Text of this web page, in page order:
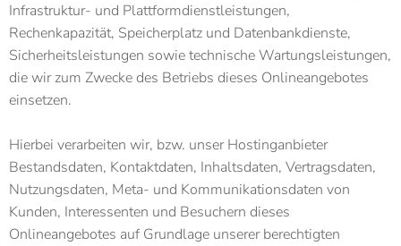
Infrastruktur- und Plattformdienstleistungen,
Rechenkapazität, Speicherplatz und Datenbankdienste,
Sicherheitsleistungen sowie technische Wartungsleistungen,
die wir zum Zwecke des Betriebs dieses Onlineangebotes
einsetzen.
Hierbei verarbeiten wir, bzw. unser Hostinganbieter
Bestandsdaten, Kontaktdaten, Inhaltsdaten, Vertragsdaten,
Nutzungsdaten, Meta- und Kommunikationsdaten von
Kunden, Interessenten und Besuchern dieses
Onlineangebotes auf Grundlage unserer berechtigten